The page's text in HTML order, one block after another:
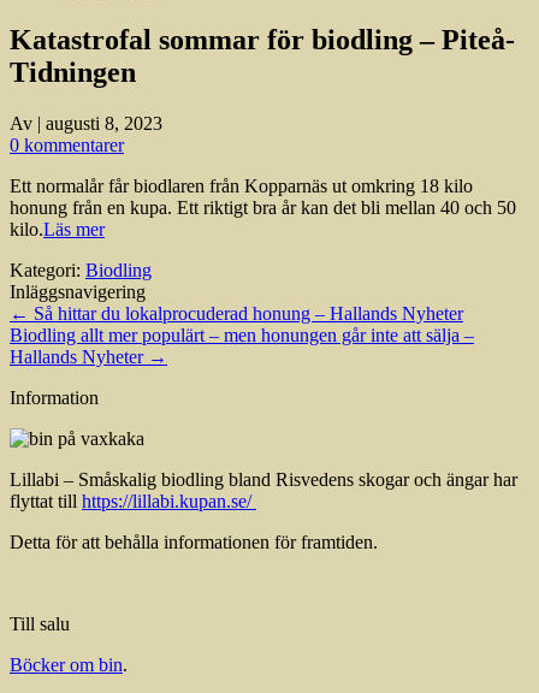
Katastrofal sommar för biodling – Piteå-
Tidningen
Av | augusti 8, 2023
0 kommentarer
Ett normalår får biodlaren från Kopparnäs ut omkring 18 kilo
honung från en kupa. Ett riktigt bra år kan det bli mellan 40 och 50
kilo.Läs mer
Kategori: Biodling
Inläggsnavigering
← Så hittar du lokalprocuderad honung – Hallands Nyheter
Biodling allt mer populärt – men honungen går inte att sälja –
Hallands Nyheter →
Information
Lillabi – Småskalig biodling bland Risvedens skogar och ängar har
flyttat till https://lillabi.kupan.se/
Detta för att behålla informationen för framtiden.
Till salu
Böcker om bin.